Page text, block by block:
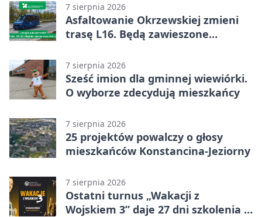
7 sierpnia 2026
Asfaltowanie Okrzewskiej zmieni
trasę L16. Będą zawieszone
7 sierpnia 2026
Sześć imion dla gminnej wiewiórki.
O wyborze zdecydują mieszkańcy
7 sierpnia 2026
25 projektów powalczy o głosy
mieszkańców Konstancina-Jeziorny
7 sierpnia 2026
Ostatni turnus „Wakacji z
Wojskiem 3” daje 27 dni szkolenia i